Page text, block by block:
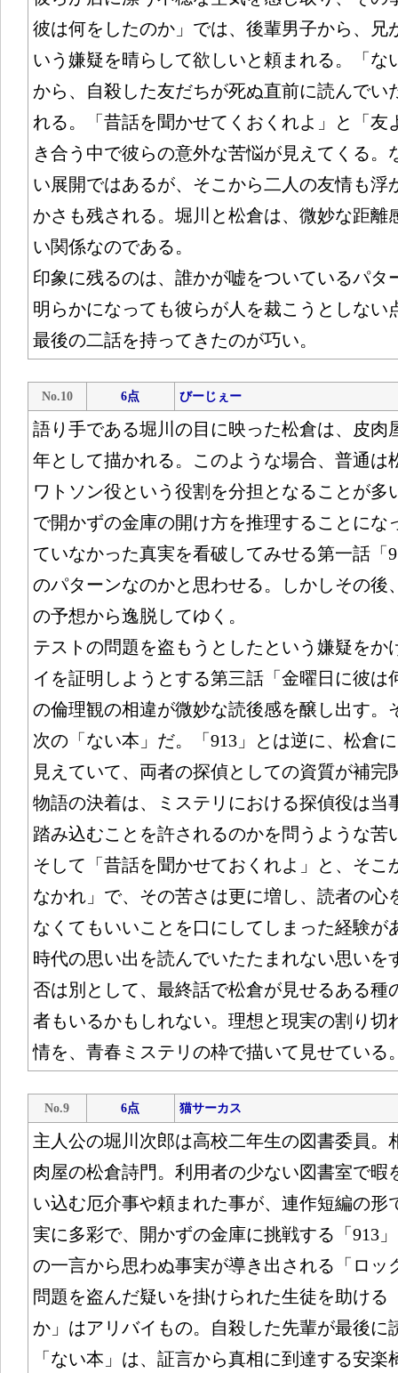
彼は何をしたのか」では、後輩男子から、兄
いう嫌疑を晴らして欲しいと頼まれる。「な
から、自殺した友だちが死ぬ直前に読んでい
れる。「昔話を聞かせてくおくれよ」と「友
き合う中で彼らの意外な苦悩が見えてくる。
い展開ではあるが、そこから二人の友情も浮
かさも残される。堀川と松倉は、微妙な距離
い関係なの
印象に残るのは、誰かが嘘をついているパタ
明らかになっても彼らが人を裁こうとしない
最後の二話を持ってきたのが巧い。
No.10 6点 びーじぇー
語り手である堀川の目に映った松倉は、皮肉
年として描かれる。このような場合、普通は
ワトソン役という役割を分担となることが多
で開かずの金庫の開け方を推理することにな
ていなかった真実を看破してみせる第一話「
のパターンなのかと思わせる。しかしその後
の予想から逸脱してゆく。
テストの問題を盗もうとしたという嫌疑をか
イを証明しようとする第三話「金曜日に彼は
の倫理観の相違が微妙な読後感を醸し出す。
次の「ない本」だ。「913」とは逆に、松倉
見えていて、両者の探偵としての資質が補完
物語の決着は、ミステリにおける探偵役は当
踏み込むことを許されるのかを問うような苦
そして「昔話を聞かせておくれよ」と、そこ
なかれ」で、その苦さは更に増し、読者の心
なくてもいいことを口にしてしまった経験が
時代の思い出を読んでいたたまれない思いを
否は別として、最終話で松倉が見せるある種
者もいるかもしれない。理想と現実の割り切
情を、青春ミステリの枠で描いて見せている
No.9 6点 猫サーカス
主人公の堀川次郎は高校二年生の図書委員。
肉屋の松倉詩門。利用者の少ない図書室で暇
い込む厄介事や頼まれた事が、連作短編の形
実に多彩で、開かずの金庫に挑戦する「913
の一言から思わぬ事実が導き出される「ロッ
問題を盗んだ疑いを掛けられた生徒を助ける
か」はアリバイもの。自殺した先輩が最後に
「ない本」は、証言から真相に到達する安